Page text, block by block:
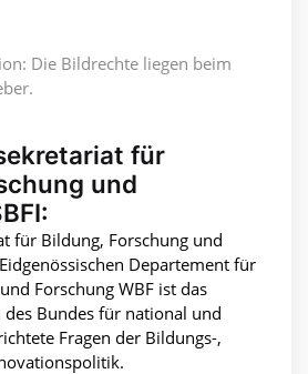
Die Bildrechte liegen beim
für
und
für Bildung, Forschung und
Departement für
Forschung WBF ist das
Bundes für national und
Fragen der Bildungs-,